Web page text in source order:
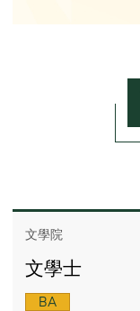
文學院
文學士
BA